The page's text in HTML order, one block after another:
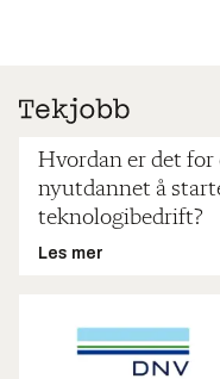
Hvordan er det for
nyutdannet å
teknologibedrift?
Les mer